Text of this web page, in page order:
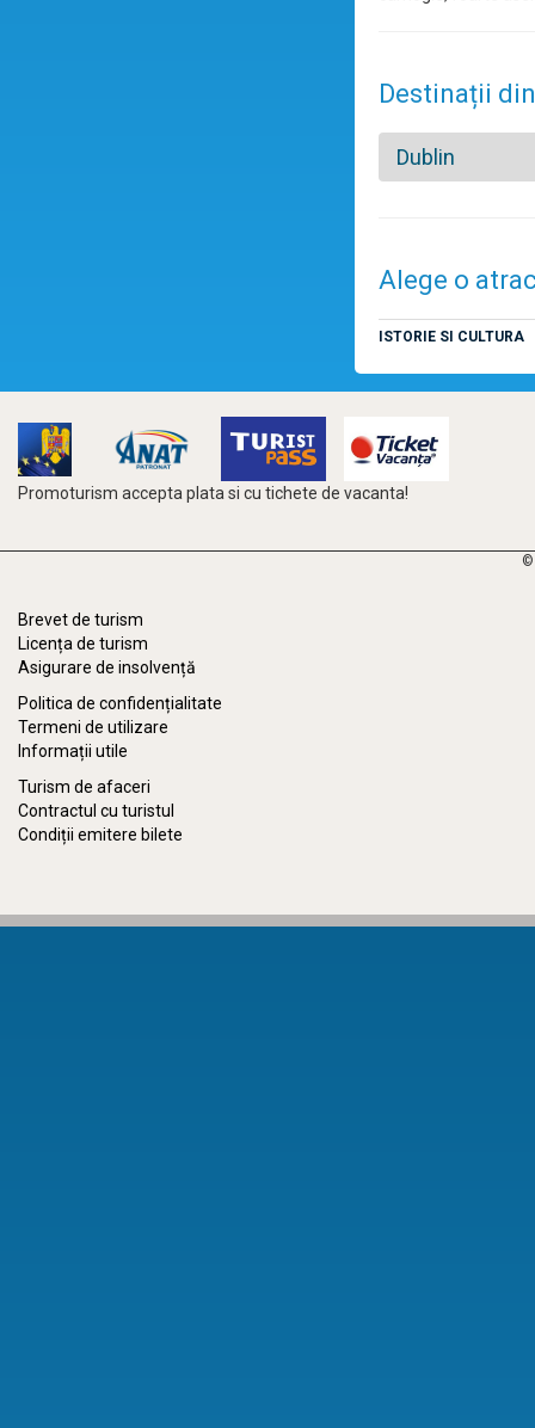
Destinații
Dublin
Alege o
ISTORIE SI CULTURA
Promoturism accepta plata si cu tichete de vacanta!
©
Brevet de turism
Licența de turism
Asigurare de insolvență
Politica de confidențialitate
Termeni de utilizare
Informații utile
Turism de afaceri
Contractul cu turistul
Condiții emitere bilete